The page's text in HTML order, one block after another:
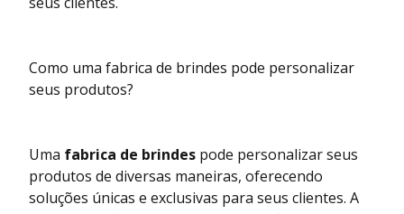
Como uma fabrica de brindes pode personalizar
seus produtos?
Uma fabrica de brindes pode personalizar seus
produtos de diversas maneiras, oferecendo
soluções únicas e exclusivas para seus clientes. A